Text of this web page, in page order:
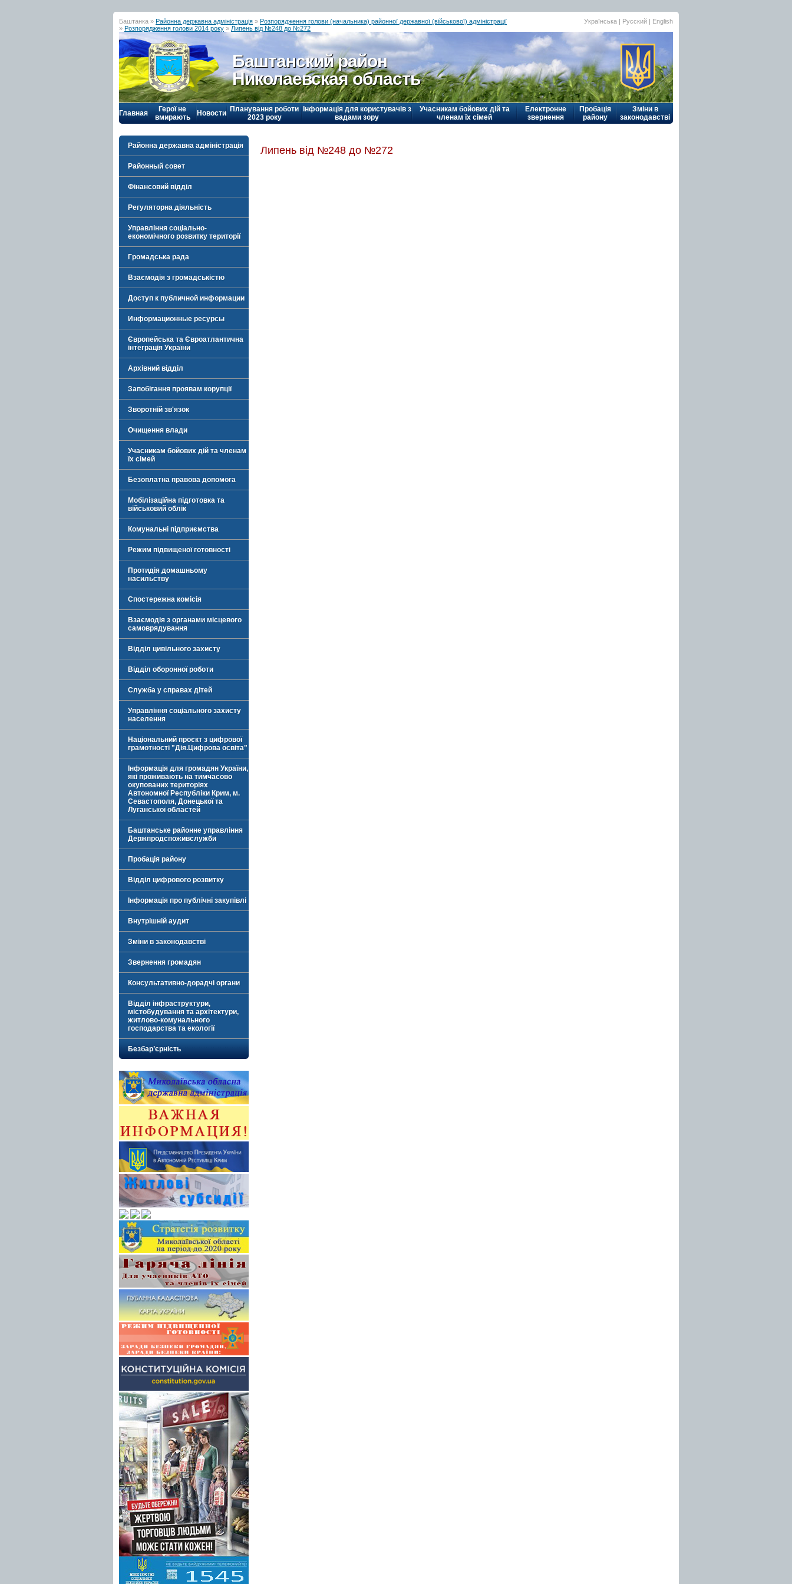
Баштанка » Районна державна адміністрація » Розпорядження голови (начальника) районної державної (військової) адміністрації
» Розпорядження голови 2014 року » Липень від №248 до №272
Українська | Русский | English
Баштанский район
Николаевская область
Главная
Герої не
вмирають
Новости Планування роботи
2023 року
Інформація для користувачів з
вадами зору
Учасникам бойових дій та
членам їх сімей
Електронне
звернення
Пробація
району
Зміни в
законодавстві
Районна державна адміністрація
Районный совет
Фінансовий відділ
Регуляторна діяльність
Управління соціально-
економічного розвитку території
Громадська рада
Взаємодія з громадськістю
Доступ к публичной информации
Информационные ресурсы
Європейська та Євроатлантична
інтеграція України
Архівний відділ
Запобігання проявам корупції
Зворотній зв'язок
Очищення влади
Учасникам бойових дій та членам
їх сімей
Безоплатна правова допомога
Мобілізаційна підготовка та
військовий облік
Комунальні підприємства
Режим підвищеної готовності
Протидія домашньому
насильству
Спостережна комісія
Взаємодія з органами місцевого
самоврядування
Відділ цивільного захисту
Відділ оборонної роботи
Служба у справах дітей
Управління соціального захисту
населення
Національний проєкт з цифрової
грамотності "Дія.Цифрова освіта"
Інформація для громадян України,
які проживають на тимчасово
окупованих територіях
Автономної Республіки Крим, м.
Севастополя, Донецької та
Луганської областей
Баштанське районне управління
Держпродспоживслужби
Пробація району
Відділ цифрового розвитку
Інформація про публічні закупівлі
Внутрішній аудит
Зміни в законодавстві
Звернення громадян
Консультативно-дорадчі органи
Відділ інфраструктури,
містобудування та архітектури,
житлово-комунального
господарства та екології
Безбар’єрність
Липень від №248 до №272